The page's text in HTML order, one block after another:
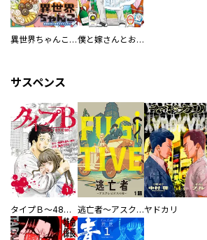
異世界ちゃんこ～横綱目前に召喚されたんだが～ 【連載版】 僕と嫁さんとお酒の関係
サスペンス
タイプＢ～48時間後、致死率100％～【単話】 逃亡者～アスクレピオスの杖～ヤドカリ